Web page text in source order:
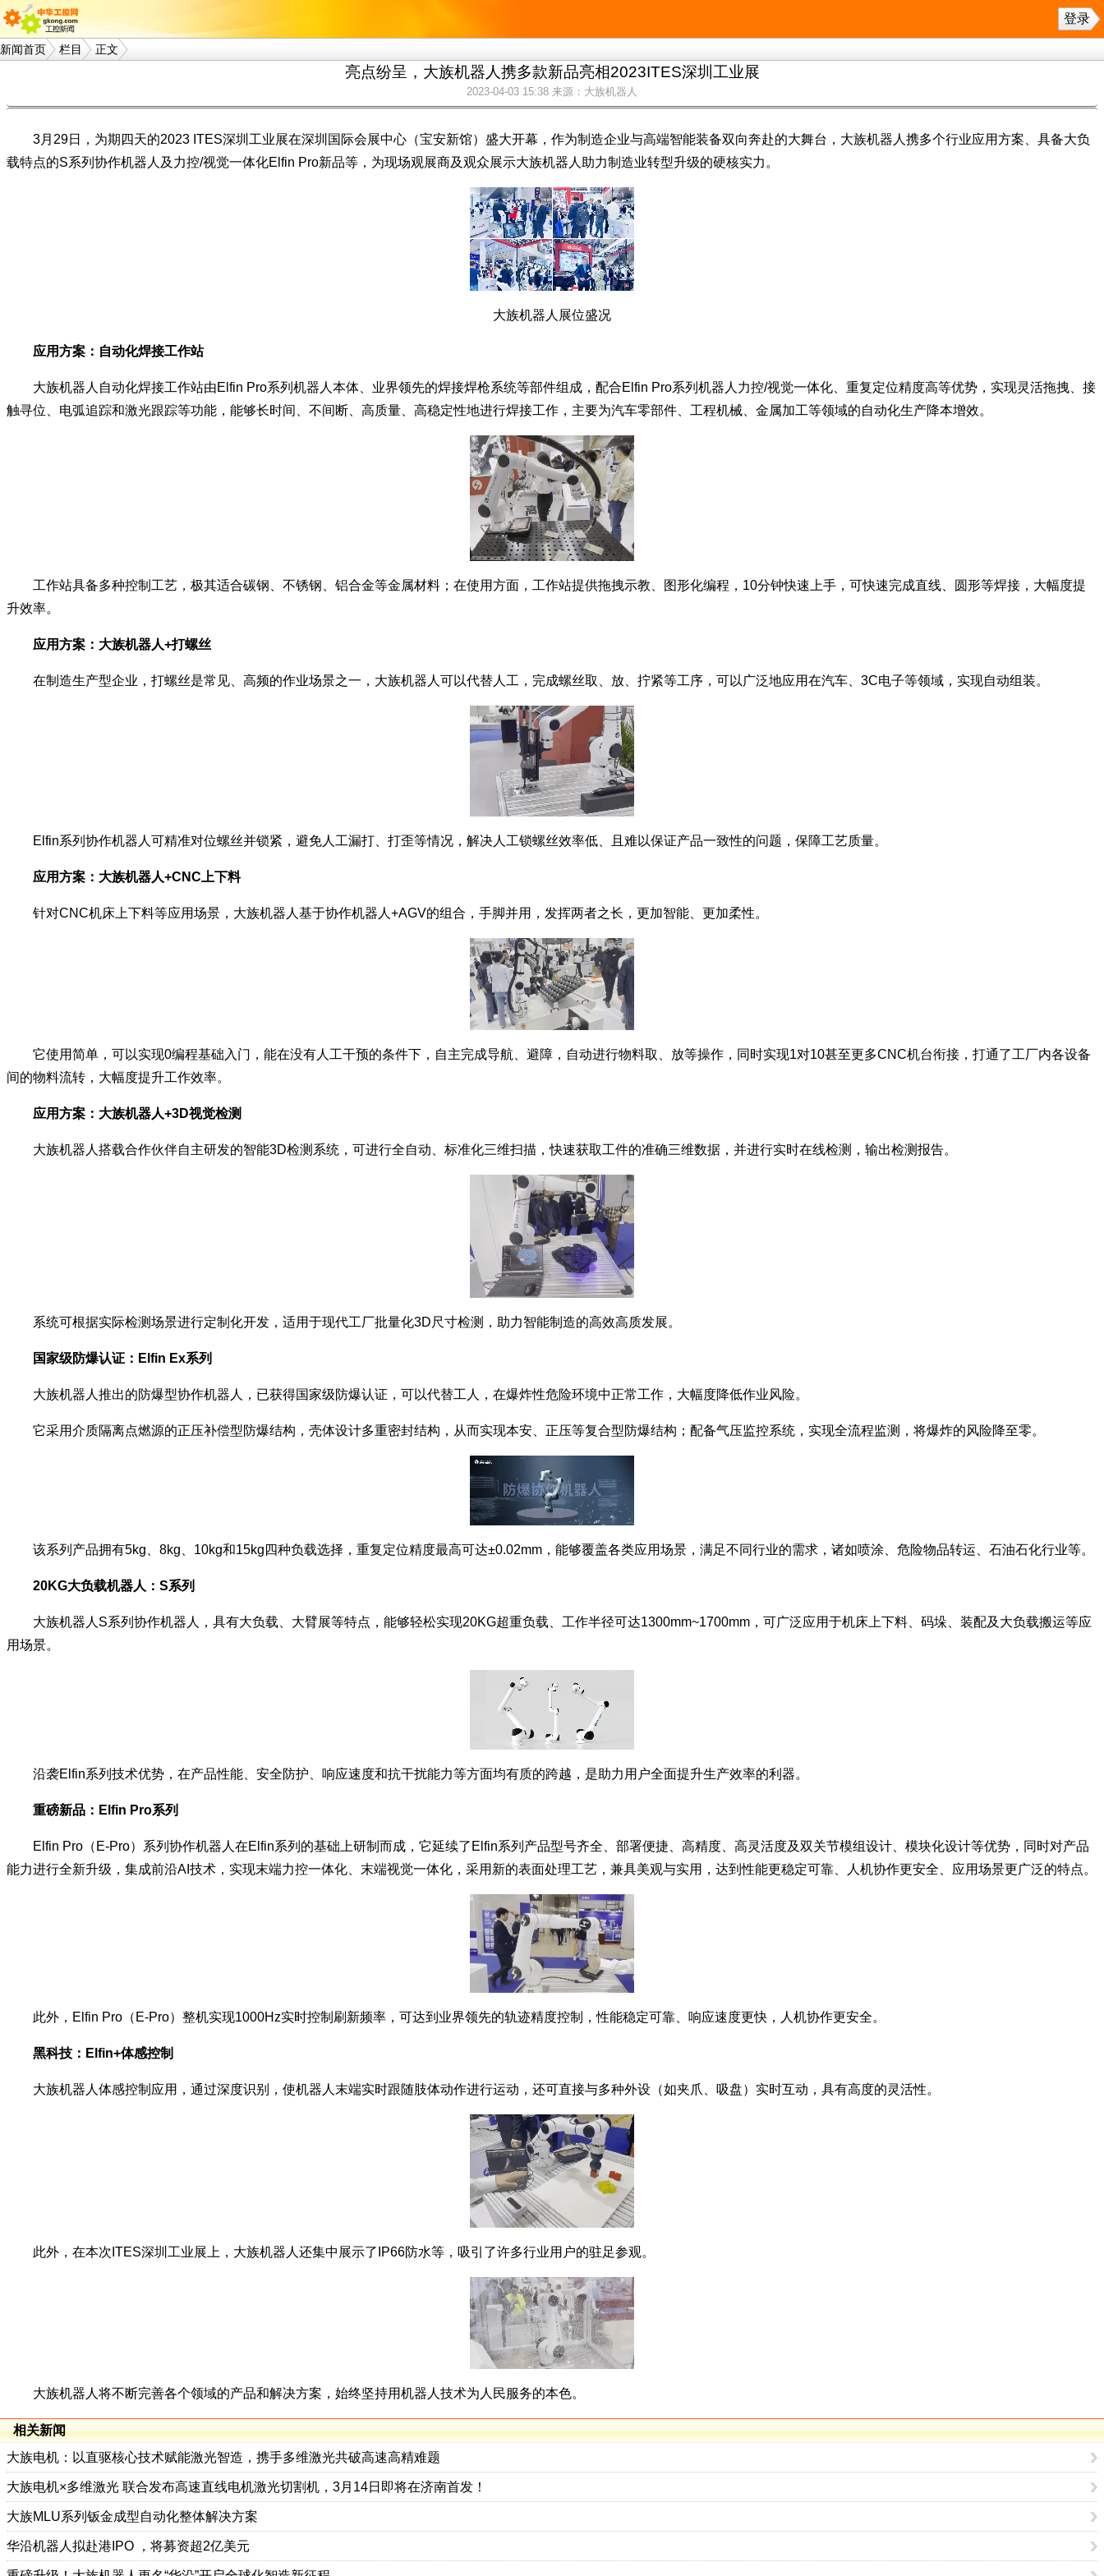
登录
新闻首页 栏目 正文
亮点纷呈，大族机器人携多款新品亮相2023ITES深圳工业展
2023-04-03 15:38 来源：大族机器人
3月29日，为期四天的2023 ITES深圳工业展在深圳国际会展中心（宝安新馆）盛大开幕，作为制造企业与高端智能装备双向奔赴的大舞台，大族机器人携多个行业应用方案、具备大负
载特点的S系列协作机器人及力控/视觉一体化Elfin Pro新品等，为现场观展商及观众展示大族机器人助力制造业转型升级的硬核实力。
大族机器人展位盛况
应用方案：自动化焊接工作站
大族机器人自动化焊接工作站由Elfin Pro系列机器人本体、业界领先的焊接焊枪系统等部件组成，配合Elfin Pro系列机器人力控/视觉一体化、重复定位精度高等优势，实现灵活拖拽、接
触寻位、电弧追踪和激光跟踪等功能，能够长时间、不间断、高质量、高稳定性地进行焊接工作，主要为汽车零部件、工程机械、金属加工等领域的自动化生产降本增效。
工作站具备多种控制工艺，极其适合碳钢、不锈钢、铝合金等金属材料；在使用方面，工作站提供拖拽示教、图形化编程，10分钟快速上手，可快速完成直线、圆形等焊接，大幅度提
升效率。
应用方案：大族机器人+打螺丝
在制造生产型企业，打螺丝是常见、高频的作业场景之一，大族机器人可以代替人工，完成螺丝取、放、拧紧等工序，可以广泛地应用在汽车、3C电子等领域，实现自动组装。
Elfin系列协作机器人可精准对位螺丝并锁紧，避免人工漏打、打歪等情况，解决人工锁螺丝效率低、且难以保证产品一致性的问题，保障工艺质量。
应用方案：大族机器人+CNC上下料
针对CNC机床上下料等应用场景，大族机器人基于协作机器人+AGV的组合，手脚并用，发挥两者之长，更加智能、更加柔性。
它使用简单，可以实现0编程基础入门，能在没有人工干预的条件下，自主完成导航、避障，自动进行物料取、放等操作，同时实现1对10甚至更多CNC机台衔接，打通了工厂内各设备
间的物料流转，大幅度提升工作效率。
应用方案：大族机器人+3D视觉检测
大族机器人搭载合作伙伴自主研发的智能3D检测系统，可进行全自动、标准化三维扫描，快速获取工件的准确三维数据，并进行实时在线检测，输出检测报告。
系统可根据实际检测场景进行定制化开发，适用于现代工厂批量化3D尺寸检测，助力智能制造的高效高质发展。
国家级防爆认证：Elfin Ex系列
大族机器人推出的防爆型协作机器人，已获得国家级防爆认证，可以代替工人，在爆炸性危险环境中正常工作，大幅度降低作业风险。
它采用介质隔离点燃源的正压补偿型防爆结构，壳体设计多重密封结构，从而实现本安、正压等复合型防爆结构；配备气压监控系统，实现全流程监测，将爆炸的风险降至零。
该系列产品拥有5kg、8kg、10kg和15kg四种负载选择，重复定位精度最高可达±0.02mm，能够覆盖各类应用场景，满足不同行业的需求，诸如喷涂、危险物品转运、石油石化行业等。
20KG大负载机器人：S系列
大族机器人S系列协作机器人，具有大负载、大臂展等特点，能够轻松实现20KG超重负载、工作半径可达1300mm~1700mm，可广泛应用于机床上下料、码垛、装配及大负载搬运等应
用场景。
沿袭Elfin系列技术优势，在产品性能、安全防护、响应速度和抗干扰能力等方面均有质的跨越，是助力用户全面提升生产效率的利器。
重磅新品：Elfin Pro系列
Elfin Pro（E-Pro）系列协作机器人在Elfin系列的基础上研制而成，它延续了Elfin系列产品型号齐全、部署便捷、高精度、高灵活度及双关节模组设计、模块化设计等优势，同时对产品
能力进行全新升级，集成前沿AI技术，实现末端力控一体化、末端视觉一体化，采用新的表面处理工艺，兼具美观与实用，达到性能更稳定可靠、人机协作更安全、应用场景更广泛的特点。
此外，Elfin Pro（E-Pro）整机实现1000Hz实时控制刷新频率，可达到业界领先的轨迹精度控制，性能稳定可靠、响应速度更快，人机协作更安全。
黑科技：Elfin+体感控制
大族机器人体感控制应用，通过深度识别，使机器人末端实时跟随肢体动作进行运动，还可直接与多种外设（如夹爪、吸盘）实时互动，具有高度的灵活性。
此外，在本次ITES深圳工业展上，大族机器人还集中展示了IP66防水等，吸引了许多行业用户的驻足参观。
大族机器人将不断完善各个领域的产品和解决方案，始终坚持用机器人技术为人民服务的本色。
相关新闻
大族电机：以直驱核心技术赋能激光智造，携手多维激光共破高速高精难题
大族电机×多维激光 联合发布高速直线电机激光切割机，3月14日即将在济南首发！
大族MLU系列钣金成型自动化整体解决方案
华沿机器人拟赴港IPO ，将募资超2亿美元